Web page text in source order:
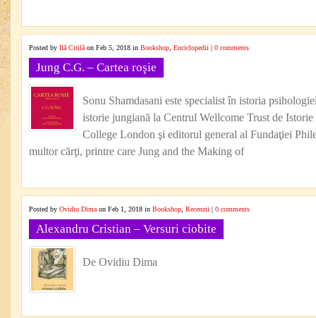
Posted by Ilă Citilă on Feb 5, 2018 in Bookshop Enciclopedii | 0 comments
Jung C.G. – Cartea roşie
Sonu Shamdasani este specialist în istoria
istorie jungiană la Centrul Wellcome Trust de
College London şi editorul general al Fundaţiei
multor cărţi, printre care Jung and the Making of
Posted by Ovidiu Dima on Feb 1, 2018 in Bookshop Recenzii | 0 comments
Alexandru Cristian – Versuri ciobite
De Ovidiu Dima